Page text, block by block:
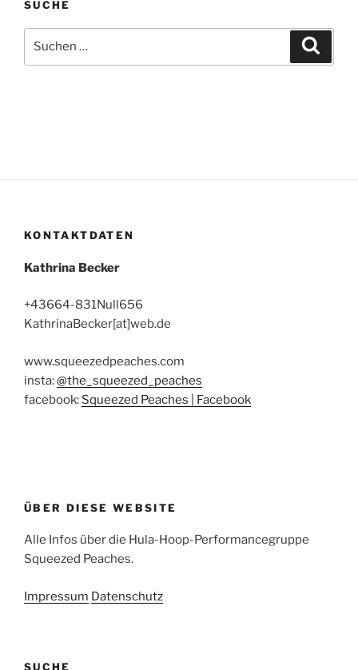
SUCHE
nach:
KONTAKTDATEN
Kathrina Becker
+43664-831Null656
KathrinaBecker[at]web.de
www.squeezedpeaches.com
insta:@the_squeezed_peaches
facebook: Squeezed Peaches | Facebook
ÜBER DIESE WEBSITE
Alle Infos über die Hula-Hoop-Performancegruppe
Squeezed Peaches.
Impressum Datenschutz
SUCHE